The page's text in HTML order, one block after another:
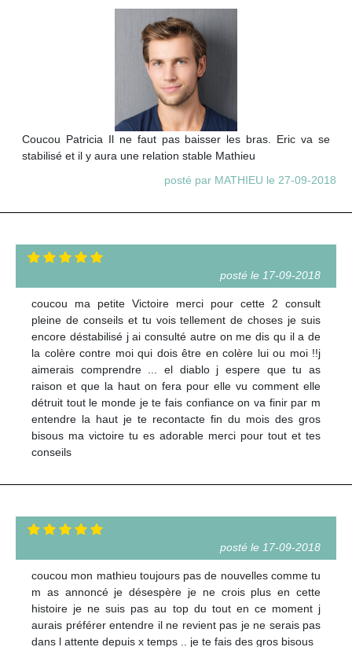
Coucou Patricia Il ne faut pas baisser les bras. Eric va se
stabilisé et il y aura une relation stable Mathieu
posté par MATHIEU le 27-09-2018
posté le 17-09-2018
coucou ma petite Victoire merci pour cette 2 consult
pleine de conseils et tu vois tellement de choses je suis
encore déstabilisé j ai consulté autre on me dis qu il a de
la colère contre moi qui dois être en colère lui ou moi !!j
aimerais comprendre ... el diablo j espere que tu as
raison et que la haut on fera pour elle vu comment elle
détruit tout le monde je te fais confiance on va finir par m
entendre la haut je te recontacte fin du mois des gros
bisous ma victoire tu es adorable merci pour tout et tes
conseils
posté le 17-09-2018
coucou mon mathieu toujours pas de nouvelles comme tu
m as annoncé je désespère je ne crois plus en cette
histoire je ne suis pas au top du tout en ce moment j
aurais préférer entendre il ne revient pas je ne serais pas
dans l attente depuis x temps .. je te fais des gros bisous